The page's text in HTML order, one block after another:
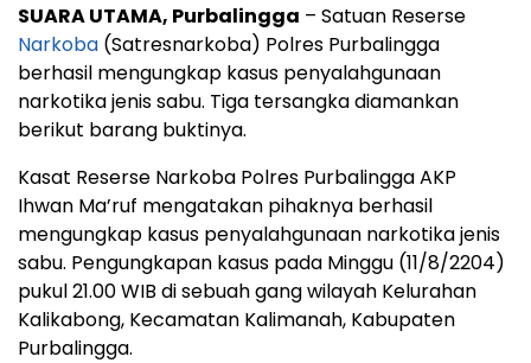
SUARA UTAMA, Purbalingga – Satuan Reserse
Narkoba (Satresnarkoba) Polres Purbalingga
berhasil mengungkap kasus penyalahgunaan
narkotika jenis sabu. Tiga tersangka diamankan
berikut barang buktinya.
Kasat Reserse Narkoba Polres Purbalingga AKP
Ihwan Ma’ruf mengatakan pihaknya berhasil
mengungkap kasus penyalahgunaan narkotika jenis
sabu. Pengungkapan kasus pada Minggu (11/8/2204)
pukul 21.00 WIB di sebuah gang wilayah Kelurahan
Kalikabong, Kecamatan Kalimanah, Kabupaten
Purbalingga.